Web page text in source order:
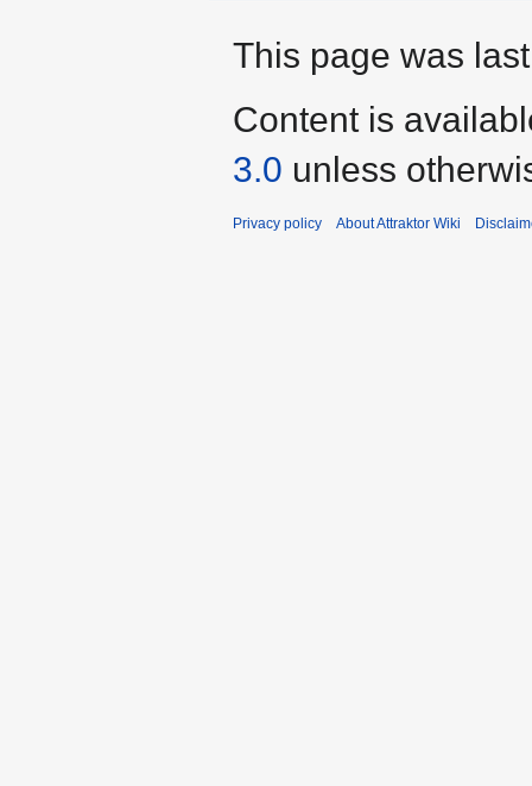
This page was
Content is
3.0 unless
Privacy policy About Attraktor Wiki